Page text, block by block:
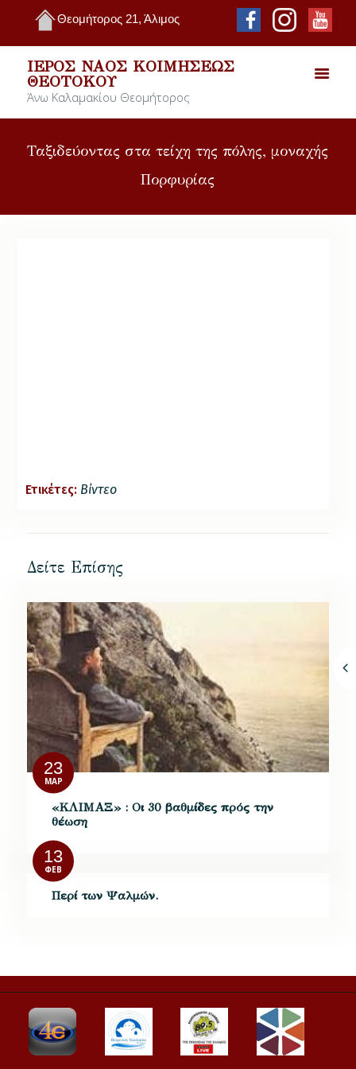
Θεομήτορος 21, Άλιμος
ΙΕΡΌΣ ΝΑΌΣ ΚΟΙΜΉΣΕΩΣ
ΘΕΟΤΌΚΟΥ
Άνω Καλαμακίου Θεομήτορος
Ταξιδεύοντας στα τείχη της πόλης, μοναχής
Πορφυρίας
Ετικέτες: Βίντεο
Δείτε Επίσης
23
ΜΑΡ
«ΚΛΙΜΑΞ» : Oι 30 βαθμίδες πρός την
θέωση
13
ΦΕΒ
Περί των Ψαλμών.